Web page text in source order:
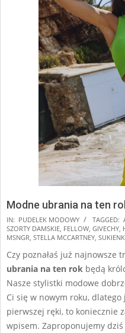
Modne ubrania na ten
2025-
10-
IN: PUDELEK MODOWY TAGGED:
SZORTY DAMSKIE FELLOW GIVECHY
MSNGR STELLA MCCARTNEY
Czy poznałaś już najnowsze
ubrania na ten rok będą
Nasze stylistki modowe
Ci się w nowym roku,
pierwszej ręki, to koniecznie
wpisem. Zaproponujemy